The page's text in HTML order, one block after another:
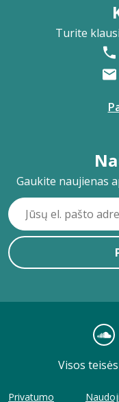
Turite
Gaukite naujienas
Visos
Privatumo